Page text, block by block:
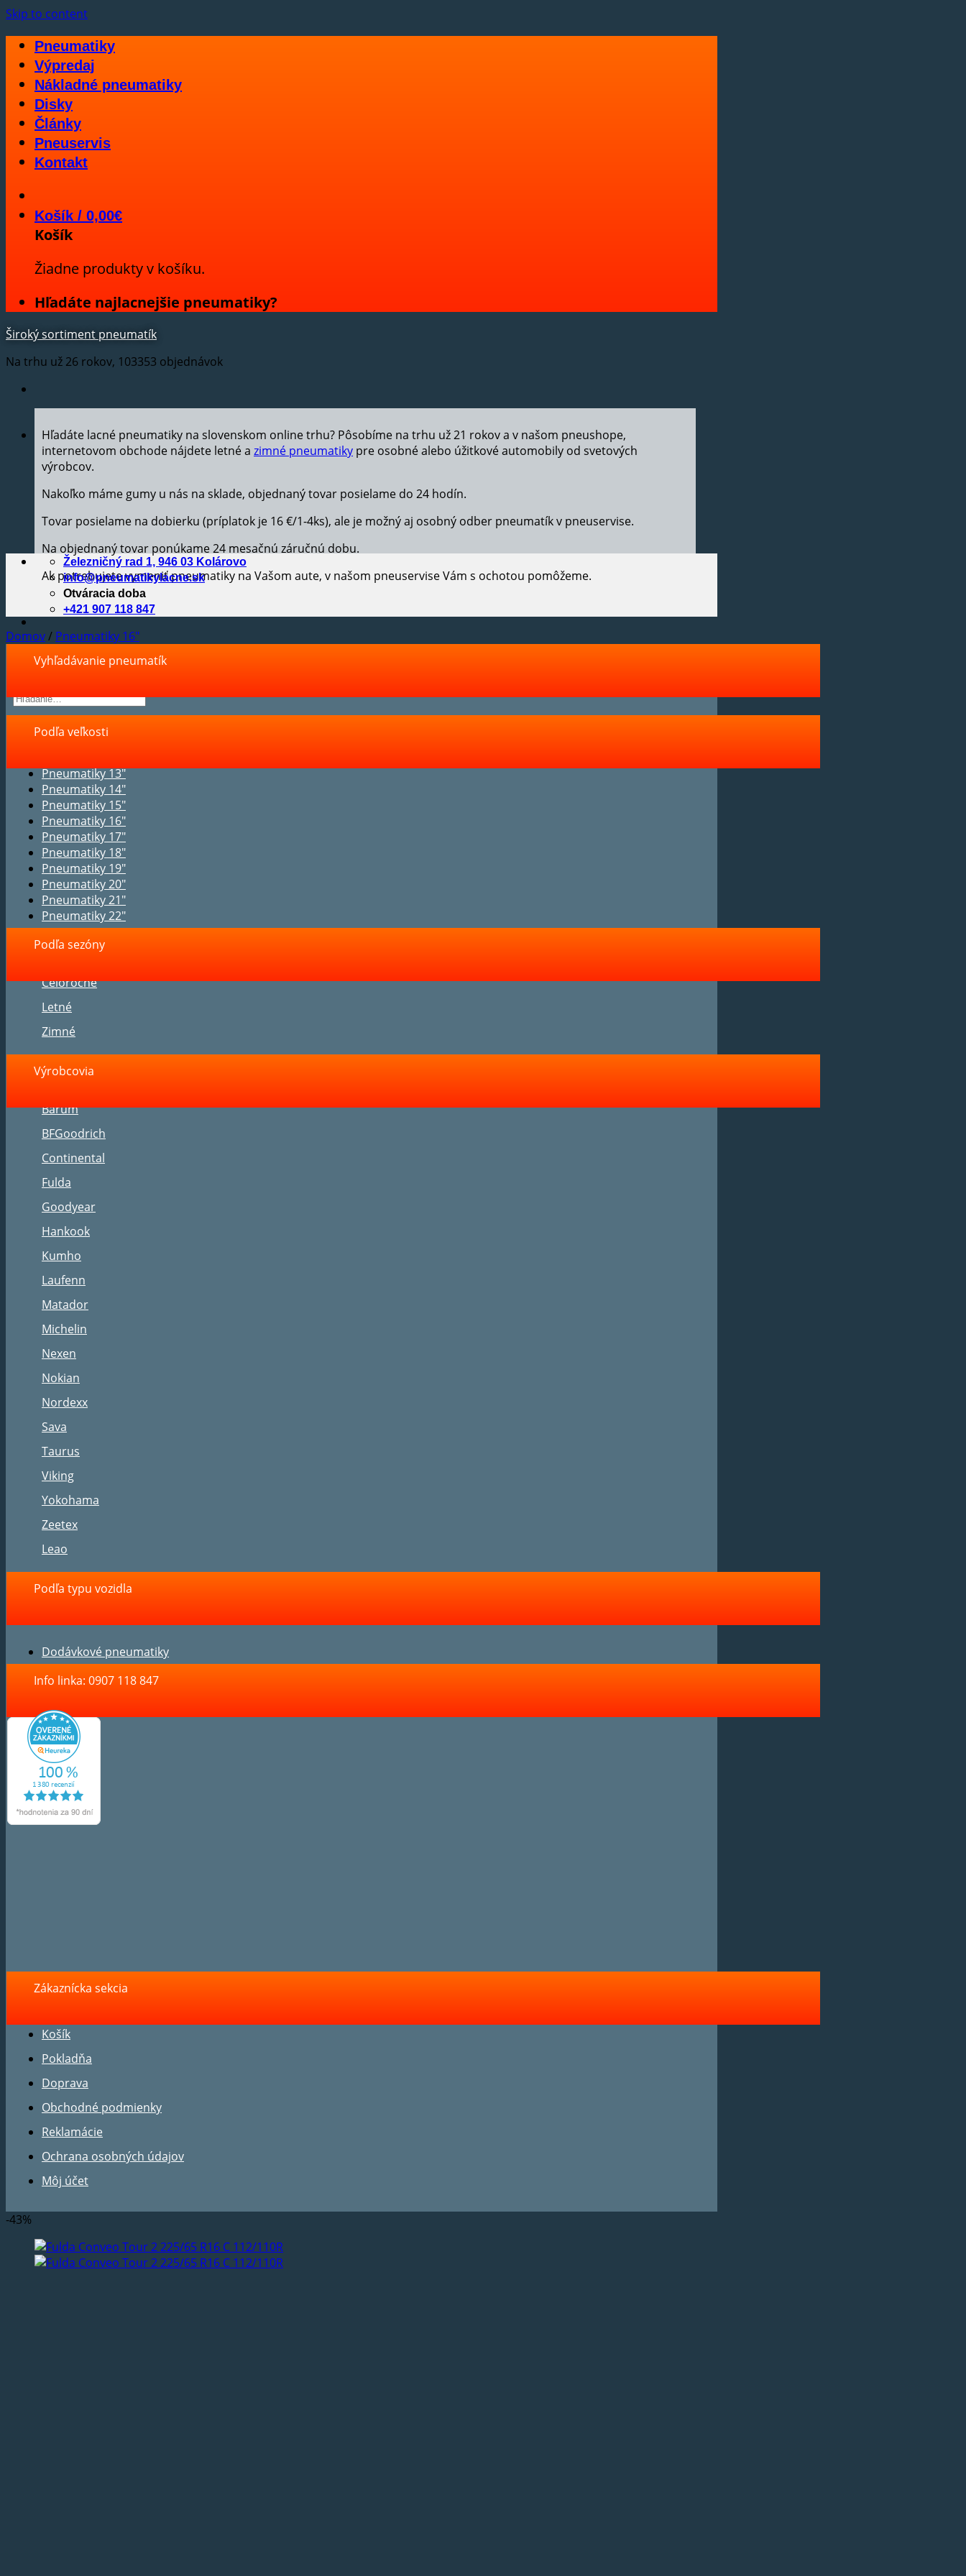
Skip to content
Pneumatiky
Výpredaj
Nákladné pneumatiky
Disky
Články
Pneuservis
Kontakt
Košík / 0,00€
Košík
Žiadne produkty v košíku.
Hľadáte najlacnejšie pneumatiky?
Široký sortiment pneumatík
Na trhu už 26 rokov, 103353 objednávok
Hľadáte lacné pneumatiky na slovenskom online trhu? Pôsobíme na trhu už 21 rokov a v našom pneushope,
internetovom obchode nájdete letné a zimné pneumatiky pre osobné alebo úžitkové automobily od svetových
výrobcov.
Nakoľko máme gumy u nás na sklade, objednaný tovar posielame do 24 hodín.
Tovar posielame na dobierku (príplatok je 16 €/1-4ks), ale je možný aj osobný odber pneumatík v pneuservise.
Na objednaný tovar ponúkame 24 mesačnú záručnú dobu.
Ak potrebujete vymeniť pneumatiky na Vašom aute, v našom pneuservise Vám s ochotou pomôžeme.
Železničný rad 1, 946 03 Kolárovo
info@pneumatikylacne.sk
Otváracia doba
+421 907 118 847
Domov/ Pneumatiky 16"
Vyhľadávanie pneumatík
Podľa veľkosti
Pneumatiky 13"
Pneumatiky 14"
Pneumatiky 15"
Pneumatiky 16"
Pneumatiky 17"
Pneumatiky 18"
Pneumatiky 19"
Pneumatiky 20"
Pneumatiky 21"
Pneumatiky 22"
Podľa sezóny
Celoročné
Letné
Zimné
Výrobcovia
Barum
BFGoodrich
Continental
Fulda
Goodyear
Hankook
Kumho
Laufenn
Matador
Michelin
Nexen
Nokian
Nordexx
Sava
Taurus
Viking
Yokohama
Zeetex
Leao
Podľa typu vozidla
Dodávkové pneumatiky
Info linka: 0907 118 847
Zákaznícka sekcia
Košík
Pokladňa
Doprava
Obchodné podmienky
Reklamácie
Ochrana osobných údajov
Môj účet
-43%